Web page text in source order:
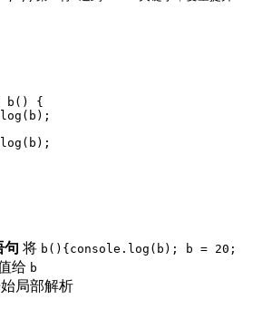
b ( ) {
句 将 b(){console.log(b); b = 20;
给 b
局部解析